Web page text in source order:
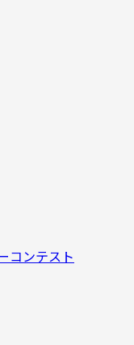
コンテスト